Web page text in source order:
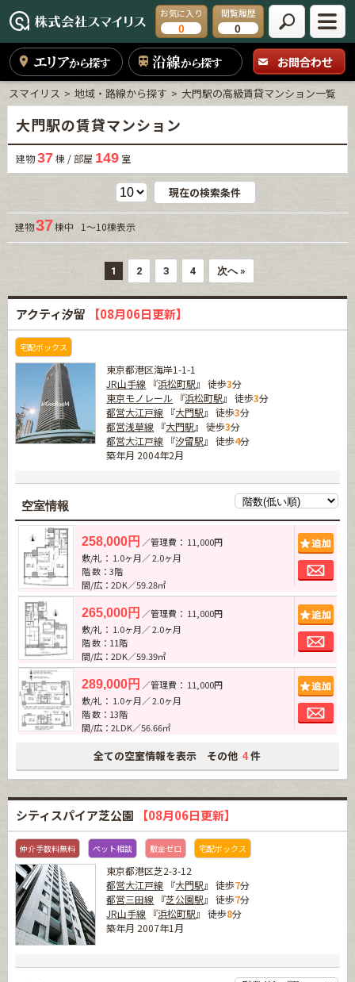
お気に入り
0
閲覧履歴
0
エリアから探す 沿線から探す お問合わせ
スマイリス 地域・路線から探す 大門駅の高級賃貸マンション一覧
大門駅の賃貸マンション
建物37棟 / 部屋 149室
現在の検索条件
建物37棟中 1～10棟表示
1 2 3 4 次へ »
アクティ汐留 【08月06日更新】
宅配ボックス
東京都港区海岸1-1-1
JR山手線 『浜松町駅』 徒歩3分
東京モノレール 『浜松町駅』 徒歩3分
都営大江戸線 『大門駅』 徒歩3分
都営浅草線 『大門駅』 徒歩3分
都営大江戸線 『汐留駅』 徒歩4分
築年月 2004年2月
空室情報
258,000円 ／管理費： 11,000円
敷/礼： 1.0ヶ月／ 2.0ヶ月
階 数：3階
間/広：2DK／59.28㎡
265,000円 ／管理費： 11,000円
敷/礼： 1.0ヶ月／ 2.0ヶ月
階 数：11階
間/広：2DK／59.39㎡
289,000円 ／管理費： 11,000円
敷/礼： 1.0ヶ月／ 2.0ヶ月
階 数：13階
間/広：2LDK／56.66㎡
全ての空室情報を表示 その他 4 件
シティスパイア芝公園 【08月06日更新】
仲介手数料無料 ペット相談 敷金ゼロ 宅配ボックス
東京都港区芝2-3-12
都営大江戸線 『大門駅』 徒歩7分
都営三田線 『芝公園駅』 徒歩7分
JR山手線 『浜松町駅』 徒歩8分
築年月 2007年1月